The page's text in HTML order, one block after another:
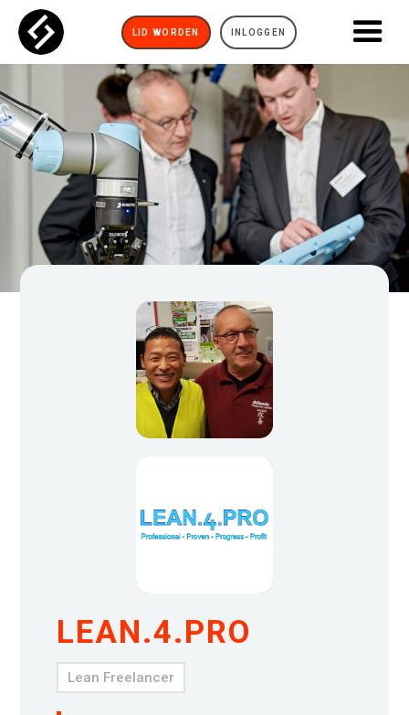
LID WORDEN INLOGGEN
LEAN.4.PRO
Lean Freelancer